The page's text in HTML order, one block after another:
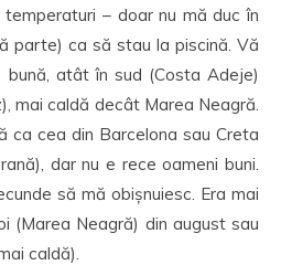
– doar nu mă duc în
parte) ca să stau la piscină. Vă
atât în sud (Costa Adeje)
mai caldă decât Marea Neagră.
ca cea din Barcelona sau Creta
dar nu e rece oameni buni.
să mă obișnuiesc. Era mai
(Marea Neagră) din august sau
caldă).